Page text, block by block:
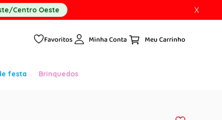
Centro Oeste X
Favoritos Minha Conta
festa Brinquedos